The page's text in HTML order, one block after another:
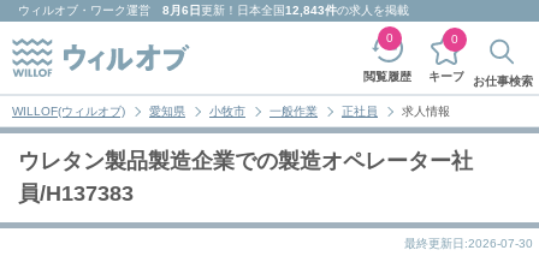
ウィルオブ・ワーク運営 8月6日更新！日本全国12,843件の求人を掲載
閲覧履歴
0
キープ
0
お仕事検索
WILLOF(ウィルオブ) 愛知県 小牧市 一般作業 正社員 求人情報
ウレタン製品製造企業での製造オペレーター社
員/H137383
最終更新日:2026-07-30